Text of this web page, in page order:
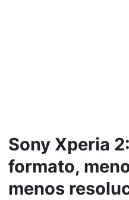
Sony Xperia
formato,
menos